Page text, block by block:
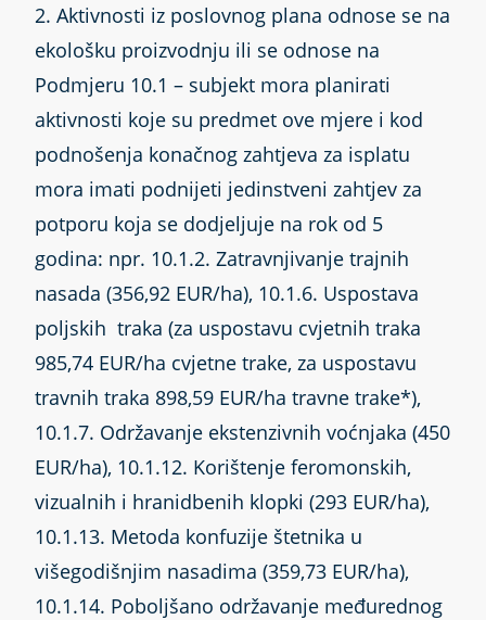
2. Aktivnosti iz poslovnog plana odnose se na
ekološku proizvodnju ili se odnose na
Podmjeru 10.1 – subjekt mora planirati
aktivnosti koje su predmet ove mjere i kod
podnošenja konačnog zahtjeva za isplatu
mora imati podnijeti jedinstveni zahtjev za
potporu koja se dodjeljuje na rok od 5
godina: npr. 10.1.2. Zatravnjivanje trajnih
nasada (356,92 EUR/ha), 10.1.6. Uspostava
poljskih traka (za uspostavu cvjetnih traka
985,74 EUR/ha cvjetne trake, za uspostavu
travnih traka 898,59 EUR/ha travne trake*),
10.1.7. Održavanje ekstenzivnih voćnjaka (450
EUR/ha), 10.1.12. Korištenje feromonskih,
vizualnih i hranidbenih klopki (293 EUR/ha),
10.1.13. Metoda konfuzije štetnika u
višegodišnjim nasadima (359,73 EUR/ha),
10.1.14. Poboljšano održavanje međurednog